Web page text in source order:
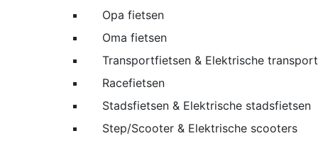
Opa fietsen
Oma fietsen
Transportfietsen & Elektrische
Racefietsen
Stadsfietsen & Elektrische stadsfietsen
Step/Scooter & Elektrische scooters